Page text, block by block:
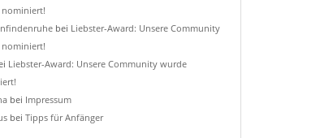
bei Liebster-Award: Unsere Community
Liebster-Award: Unsere Community wurde
bei Impressum
bei Tipps für Anfänger